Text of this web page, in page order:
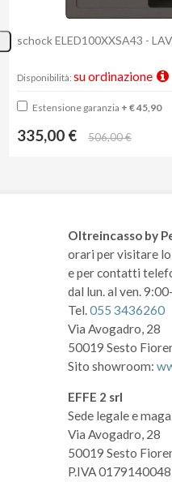
schock ELED100XXSA43 -
Disponibilità: su ordinazione
Estensione garanzia + € 45,90
335,00 € 506,00 €
Oltreincasso by
orari per visitare
e per contatti
dal lun. al ven.
Tel.055 3436260
Via Avogadro, 28
50019 Sesto
Sito showroom:
EFFE 2 srl
Sede legale e
Via Avogadro, 28
50019 Sesto
P.IVA